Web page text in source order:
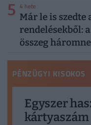
5 4 hete
Már le is szedte
rendelésekből:
összeg
PÉNZÜGYI KISOKOS
Egyszer
kártyaszám